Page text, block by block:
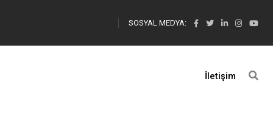
SOSYAL MEDYA:
İletişim